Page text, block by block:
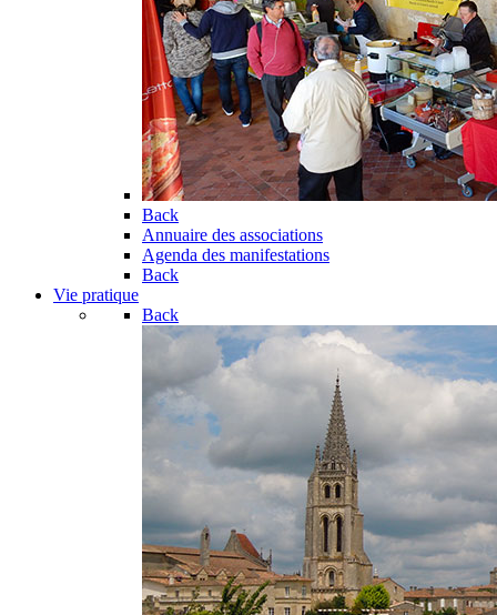
Back
Annuaire des associations
Agenda des manifestations
Back
Vie pratique
Back